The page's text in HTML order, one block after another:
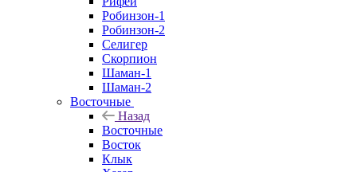
Робинзон-1
Робинзон-2
Селигер
Скорпион
Шаман-1
Шаман-2
Восточные
Назад
Восточные
Восток
Клык